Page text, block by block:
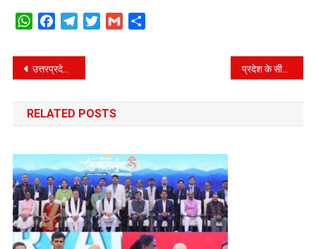
WhatsAppFacebookTelegramTwitterGmail
Post
navigation
उत्तरप्रदेश के मुख्यमंत्री का उत्तराखंड दौरा तय, इस दिन चंपावत में दहाड़ेंगे योगी प्रदेश के सीमांत क्षेत्रो मे पर्यटन बढ़ाने को लेकर बॉर्डर टूरिज़म पर जोर,
RELATED POSTS